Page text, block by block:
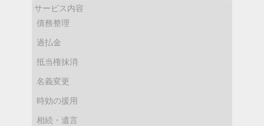
サービス内容
債務整理
過払金
抵当権抹消
名義変更
時効の援用
相続・遺言